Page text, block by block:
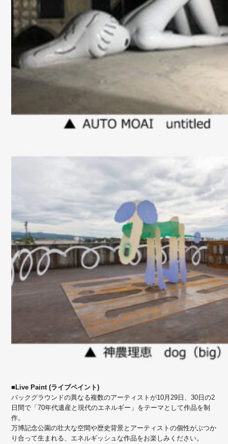
■Live Paint (ライブペイント)
バックグラウンドの異なる複数のアーティストが10月29日、30日の2
日間で「70年代遺産と現代のエネルギー」をテーマとして作品を制
作。
万博記念公園の壮大な空間や歴史背景とアーティストの個性がぶつか
り合って生まれる、エネルギッシュな作品をお楽しみください。